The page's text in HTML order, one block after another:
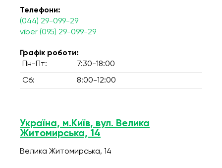
Телефони:
(044) 29-099-29
viber (095) 29-099-29
Графік роботи:
Пн-Пт:
7:30-18:00
Сб: 8:00-12:00
Україна, м.Київ, вул. Велика
Житомирська, 14
Велика Житомирська, 14